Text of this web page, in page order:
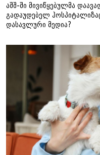
აშშ-ში მივიწყებულმა
გადაუდებელ
დასავლური მედია?